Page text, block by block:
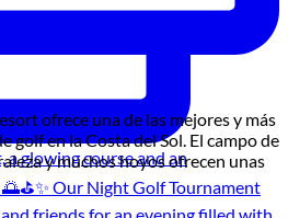
ofrece una de las mejores y más
golf en la Costa del Sol. El campo de
y muchos hoyos ofrecen unas